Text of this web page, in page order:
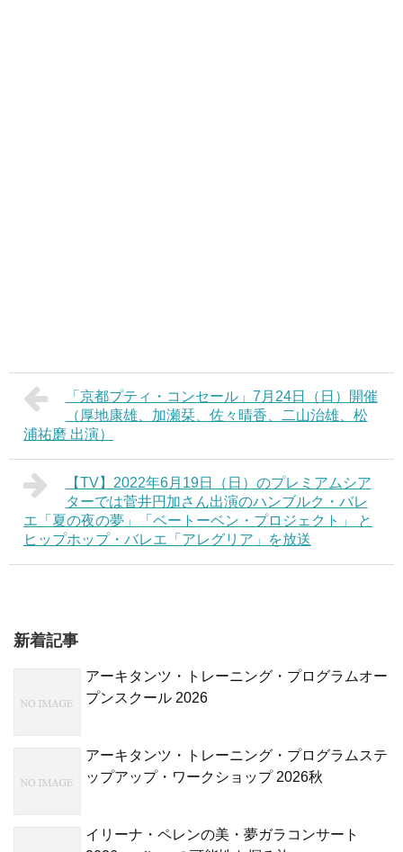
「京都プティ・コンセール」7月24日（日）開催
（厚地康雄、加瀬栞、佐々晴香、二山治雄、松
浦祐磨 出演）
【TV】2022年6月19日（日）のプレミアムシア
ターでは菅井円加さん出演のハンブルク・バレ
エ「夏の夜の夢」「ベートーベン・プロジェクト」 と
ヒップホップ・バレエ「アレグリア」を放送
新着記事
アーキタンツ・トレーニング・プログラムオー
プンスクール 2026
アーキタンツ・トレーニング・プログラムステ
ップアップ・ワークショップ 2026秋
イリーナ・ペレンの美・夢ガラコンサート